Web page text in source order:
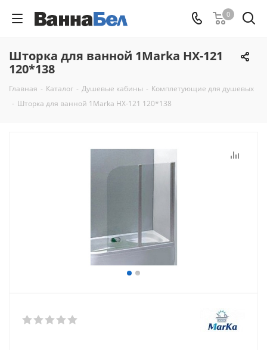
0
Шторка для ванной 1Marka HX-121
120*138
Главная - Каталог - Душевые кабины - Комплетующие для душевых
- Шторка для ванной 1Marka HX-121 120*138